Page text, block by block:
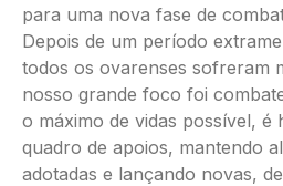
para uma nova fase de
Depois de um período
todos os ovarenses sofreram
nosso grande foco foi
o máximo de vidas possível,
quadro de apoios, mantendo
adotadas e lançando novas,